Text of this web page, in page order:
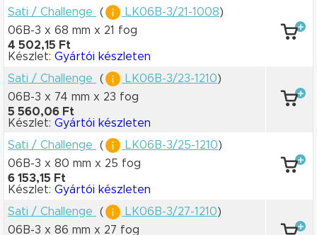
Sati / Challenge ( LK06B-3/21-1008)
06B-3 x 68 mm x 21 fog
4 502,15 Ft
Készlet: Gyártói készleten
Sati / Challenge
( LK06B-3/23-1210)
06B-3 x 74 mm x 23 fog
5 560,06 Ft
Készlet: Gyártói készleten
Sati / Challenge
( LK06B-3/25-1210)
06B-3 x 80 mm x 25 fog
6 153,15 Ft
Készlet: Gyártói készleten
Sati / Challenge
( LK06B-3/27-1210)
06B-3 x 86 mm x 27 fog